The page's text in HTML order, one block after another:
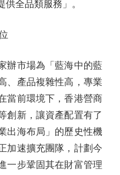
全品類服務」。
市場為「藍海中的藍
、產品複雜性高，專業
當前環境下，香港營商
創新，讓資產配置有了
出海布局」的歷史性機
加速擴充團隊，計劃今
一步鞏固其在財富管理